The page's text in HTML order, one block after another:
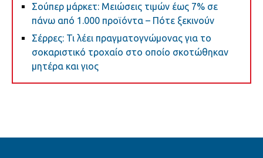
Σούπερ μάρκετ: Μειώσεις τιμών έως 7% σε
πάνω από 1.000 προϊόντα – Πότε ξεκινούν
Σέρρες: Τι λέει πραγματογνώμονας για το
σοκαριστικό τροχαίο στο οποίο σκοτώθηκαν
μητέρα και γιος